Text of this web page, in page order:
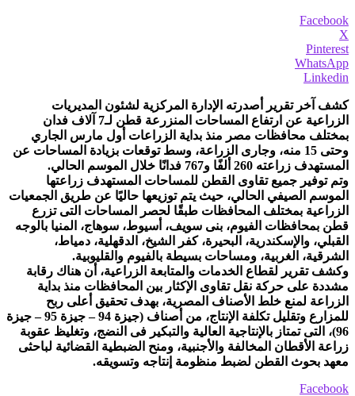
Facebook
X
Pinterest
WhatsApp
Linkedin
كشف آخر تقرير أصدرته الإدارة المركزية لشئون المديريات
الزراعية عن ارتفاع المساحات المنزرعة قطن لـ7 آلاف فدان
بمختلف محافظات مصر منذ بداية الزراعات أول مارس الجاري
وحتى 15 منه، وجارى الزراعة، وسط توقعات بزيادة المساحات عن
المستهدف زراعته 260 ألفًا و767 فدانًا خلال الموسم الحالي.
وتم توفير جميع تقاوى القطن للمساحات المستهدف زراعتها
الموسم الصيفي الحالي، حيث يتم توزيعها حاليًا عن طريق الجمعيات
الزراعية بمختلف المحافظات طبقًا لحصر المساحات التى تزرع
قطن بمحافظات الفيوم، بنى سويف، أسيوط، سوهاج، المنيا بالوجه
القبلي، والإسكندرية، البحيرة، كفر الشيخ، الدقهلية، دمياط،
الشرقية، الغربية، ومساحات بسيطة بالفيوم والقليوبية.
وكشف تقرير لقطاع الخدمات والمتابعة الزراعية، أن هناك رقابة
مشددة على حركة نقل تقاوى الإكثار بين المحافظات منذ بداية
الزراعة لمنع خلط الأصناف المصرية، بهدف تحقيق أعلى ربح
للمزارع وتقليل تكلفة الإنتاج، من أصناف (جيزة 94 – جيزة 95 – جيزة
96)، التى تمتاز بالإنتاجية العالية والتبكير فى النضج، وتغليظ عقوبة
زراعة الأقطان المخالفة والأجنبية، ومنح الضبطية القضائية لباحثى
معهد بحوث القطن لضبط منظومة إنتاجه وتسويقه.
Facebook